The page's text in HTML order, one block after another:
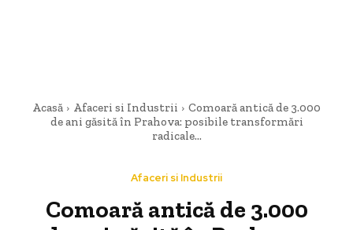
Acasă Afaceri si Industrii
Comoară antică de 3.000
de ani găsită în Prahova: posibile transformări
radicale...
Afaceri si Industrii
Comoară antică de 3.000